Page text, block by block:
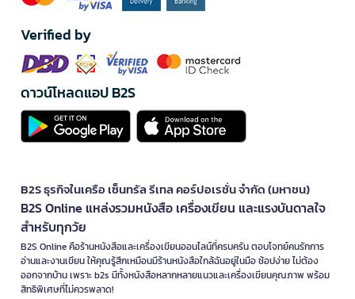
Verified by
ดาวน์โหลดแอป B2S
B2S ธุรกิจในเครือ เซ็นทรัล รีเทล คอร์ปอเรชั่น จำกัด (มหาชน)
B2S Online แหล่งรวมหนังสือ เครื่องเขียน และแรงบันดาลใจ
สำหรับทุกวัย
B2S Online คือร้านหนังสือและเครื่องเขียนออนไลน์ที่ครบครัน ตอบโจทย์คนรักการ
อ่านและงานเขียน ให้คุณรู้สึกเหมือนมีร้านหนังสือใกล้ฉันอยู่ในมือ ช้อปง่าย ไม่ต้อง
ออกจากบ้าน เพราะ b2s มีทั้งหนังสือหลากหลายแนวและเครื่องเขียนคุณภาพ พร้อม
สิทธิพิเศษที่ไม่ควรพลาด!